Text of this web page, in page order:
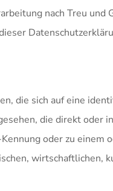
nach Treu
die sich auf eine
die direkt oder
oder zu